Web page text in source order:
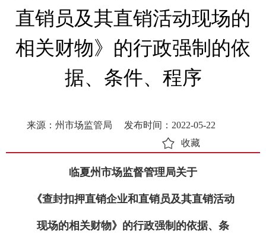
直销员及其直销活动现场的
相关财物》的行政强制的依
据、条件、程序
来源：州市场监管局
发布时间：2022-05-22
收藏
临夏州市场监督管理局关于
《查封扣押直销企业和直销员及其直销活动
现场的相关财物》的行政强制的依据、条